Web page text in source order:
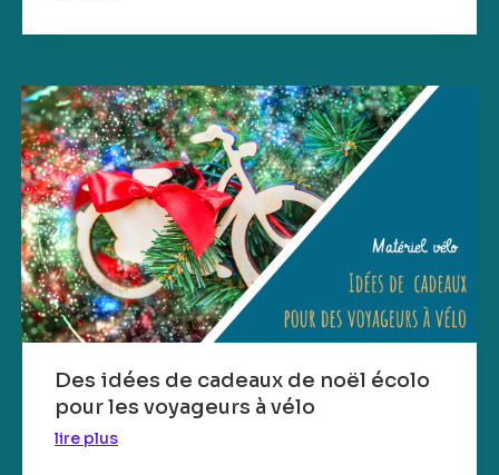
Des idées de cadeaux de noël écolo
pour les voyageurs à vélo
lire plus